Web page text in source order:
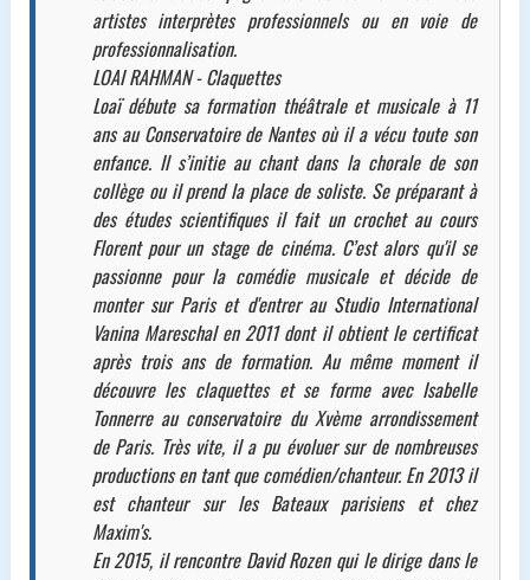
artistes interprètes professionnels ou en voie de
professionnalisation.
LOAI RAHMAN - Claquettes
Loaï débute sa formation théâtrale et musicale à 11
ans au Conservatoire de Nantes où il a vécu toute son
enfance. Il s’initie au chant dans la chorale de son
collège ou il prend la place de soliste. Se préparant à
des études scientifiques il fait un crochet au cours
Florent pour un stage de cinéma. C’est alors qu'il se
passionne pour la comédie musicale et décide de
monter sur Paris et d'entrer au Studio International
Vanina Mareschal en 2011 dont il obtient le certificat
après trois ans de formation. Au même moment il
découvre les claquettes et se forme avec Isabelle
Tonnerre au conservatoire du Xvème arrondissement
de Paris. Très vite, il a pu évoluer sur de nombreuses
productions en tant que comédien/chanteur. En 2013 il
est chanteur sur les Bateaux parisiens et chez
Maxim's.
En 2015, il rencontre David Rozen qui le dirige dans le